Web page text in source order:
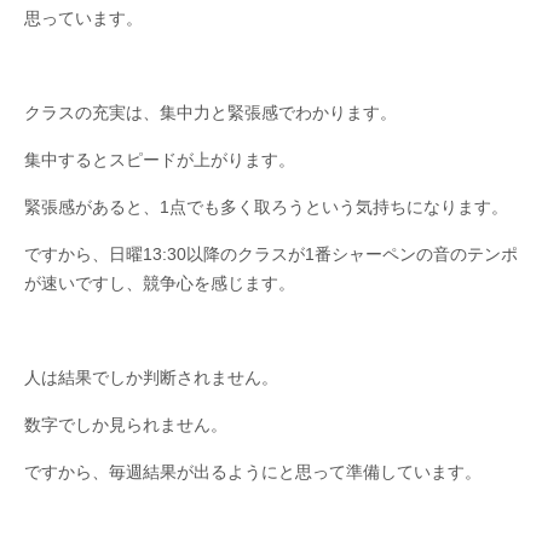
思っています。
クラスの充実は、集中力と緊張感でわかります。
集中するとスピードが上がります。
緊張感があると、1点でも多く取ろうという気持ちになります。
ですから、日曜13:30以降のクラスが1番シャーペンの音のテンポ
が速いですし、競争心を感じます。
人は結果でしか判断されません。
数字でしか見られません。
ですから、毎週結果が出るようにと思って準備しています。